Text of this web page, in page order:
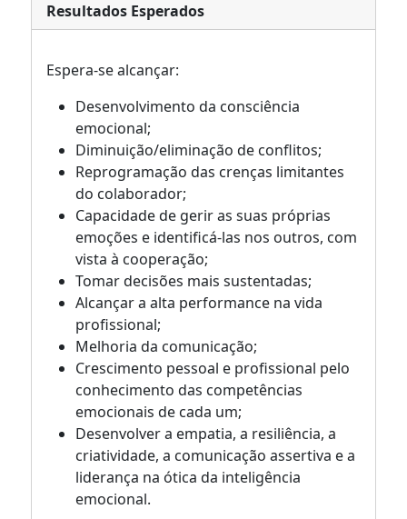
Resultados Esperados
Espera-se alcançar:
Desenvolvimento da consciência
emocional;
Diminuição/eliminação de conflitos;
Reprogramação das crenças limitantes
do colaborador;
Capacidade de gerir as suas próprias
emoções e identificá-las nos outros, com
vista à cooperação;
Tomar decisões mais sustentadas;
Alcançar a alta performance na vida
profissional;
Melhoria da comunicação;
Crescimento pessoal e profissional pelo
conhecimento das competências
emocionais de cada um;
Desenvolver a empatia, a resiliência, a
criatividade, a comunicação assertiva e a
liderança na ótica da inteligência
emocional.